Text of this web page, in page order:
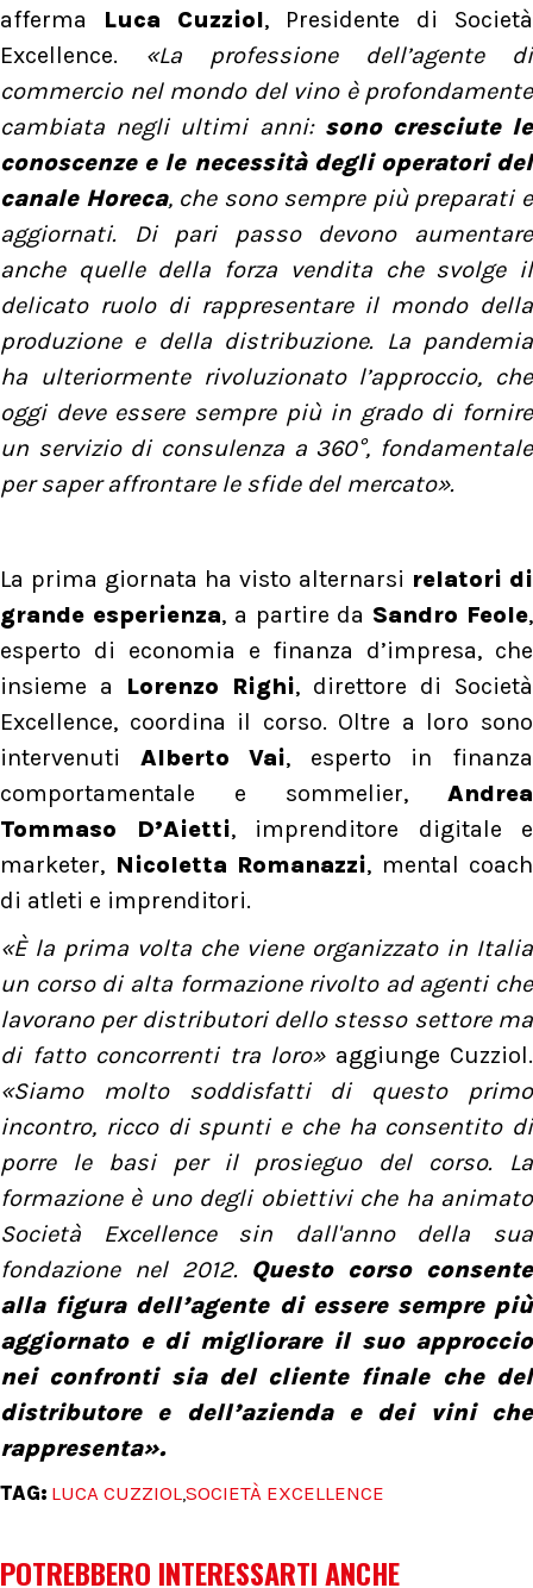
afferma Luca Cuzziol, Presidente di Società
Excellence. «La professione dell’agente di
commercio nel mondo del vino è profondamente
cambiata negli ultimi anni: sono cresciute le
conoscenze e le necessità degli operatori del
canale Horeca, che sono sempre più preparati e
aggiornati. Di pari passo devono aumentare
anche quelle della forza vendita che svolge il
delicato ruolo di rappresentare il mondo della
produzione e della distribuzione. La pandemia
ha ulteriormente rivoluzionato l’approccio, che
oggi deve essere sempre più in grado di fornire
un servizio di consulenza a 360°, fondamentale
per saper affrontare le sfide del mercato».
La prima giornata ha visto alternarsi relatori di
grande esperienza, a partire da Sandro Feole,
esperto di economia e finanza d’impresa, che
insieme a Lorenzo Righi, direttore di Società
Excellence, coordina il corso. Oltre a loro sono
intervenuti Alberto Vai, esperto in finanza
comportamentale e sommelier, Andrea
Tommaso D’Aietti, imprenditore digitale e
marketer, Nicoletta Romanazzi, mental coach
di atleti e imprenditori.
«È la prima volta che viene organizzato in Italia
un corso di alta formazione rivolto ad agenti che
lavorano per distributori dello stesso settore ma
di fatto concorrenti tra loro» aggiunge Cuzziol.
«Siamo molto soddisfatti di questo primo
incontro, ricco di spunti e che ha consentito di
porre le basi per il prosieguo del corso. La
formazione è uno degli obiettivi che ha animato
Società Excellence sin dall'anno della sua
fondazione nel 2012. Questo corso consente
alla figura dell’agente di essere sempre più
aggiornato e di migliorare il suo approccio
nei confronti sia del cliente finale che del
distributore e dell’azienda e dei vini che
rappresenta».
TAG: LUCA CUZZIOL,SOCIETÀ EXCELLENCE
POTREBBERO INTERESSARTI ANCHE